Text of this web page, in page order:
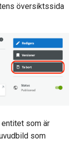
översiktssida
som är
som